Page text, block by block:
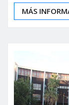
MÁS